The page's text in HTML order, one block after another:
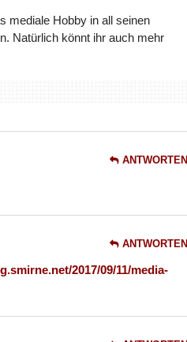
mediale Hobby in all seinen
Natürlich könnt ihr auch mehr
ANTWORTEN
ANTWORTEN
2017/09/11/media-